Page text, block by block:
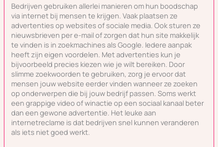
Bedrijven gebruiken allerlei manieren om hun boodschap
via internet bij mensen te krijgen. Vaak plaatsen ze
advertenties op websites of sociale media. Ook sturen ze
nieuwsbrieven per e-mail of zorgen dat hun site makkelijk
te vinden is in zoekmachines als Google. Iedere aanpak
heeft zijn eigen voordelen. Met advertenties kun je
bijvoorbeeld precies kiezen wie je wilt bereiken. Door
slimme zoekwoorden te gebruiken, zorg je ervoor dat
mensen jouw website eerder vinden wanneer ze zoeken
op onderwerpen die bij jouw bedrijf passen. Soms werkt
een grappige video of winactie op een sociaal kanaal beter
dan een gewone advertentie. Het leuke aan
internetreclame is dat bedrijven snel kunnen veranderen
als iets niet goed werkt.